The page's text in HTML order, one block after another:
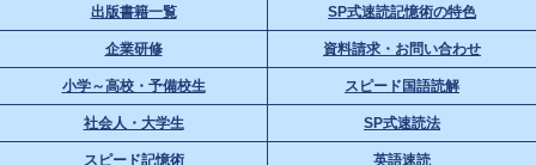
出版書籍一覧 SP式速読記憶術の特色
企業研修 資料請求・お問い合わせ
小学～高校・予備校生 スピード国語読解
社会人・大学生 SP式速読法
スピード記憶術 英語速読